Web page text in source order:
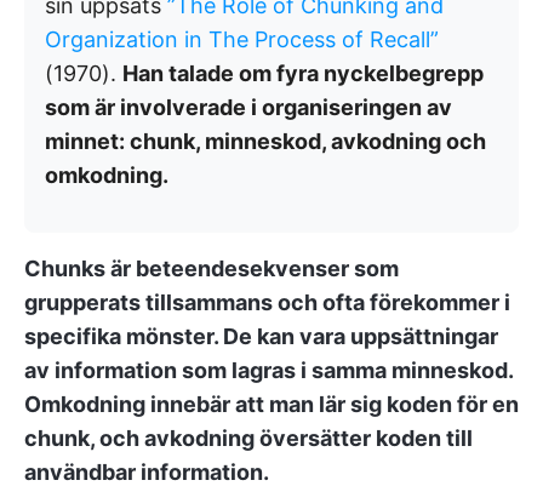
sin uppsats ”The Role of Chunking and
Organization in The Process of Recall”
(1970). Han talade om fyra nyckelbegrepp
som är involverade i organiseringen av
minnet: chunk, minneskod, avkodning och
omkodning.
Chunks är beteendesekvenser som
grupperats tillsammans och ofta förekommer i
specifika mönster. De kan vara uppsättningar
av information som lagras i samma minneskod.
Omkodning innebär att man lär sig koden för en
chunk, och avkodning översätter koden till
användbar information.